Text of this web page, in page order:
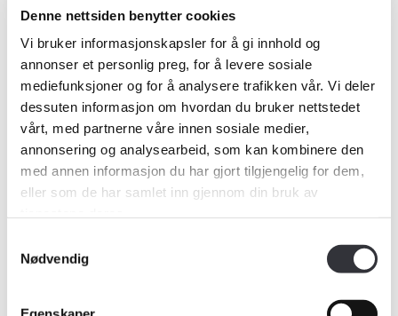
Denne nettsiden benytter cookies
Vi bruker informasjonskapsler for å gi innhold og
annonser et personlig preg, for å levere sosiale
mediefunksjoner og for å analysere trafikken vår. Vi deler
dessuten informasjon om hvordan du bruker nettstedet
vårt, med partnerne våre innen sosiale medier,
annonsering og analysearbeid, som kan kombinere den
med annen informasjon du har gjort tilgjengelig for dem,
eller som de har samlet inn gjennom din bruk av
Nødvendig
Ved verditaksering av
næringseiendom er det vanligvis
leieinntektene som legges til grunn.
Det utarbeides en omfattende rapport
der de enkelte leiekontrakter nevnes.
Takstingeniøren vurderer områdets
tar i tillegg hensyn til byggets kvaliteter
og beliggenhet.